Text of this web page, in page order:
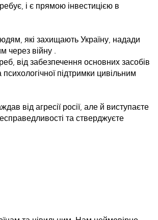
і є прямою інвестицією в
які захищають Україну, надади
через війну .
від забезпечення основних засобів
підтримки цивільним
від агресії росії, але й виступаєте
та стверджуєте